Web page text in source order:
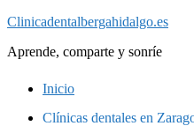
Saltar
contenido
Clinicadentalbergahidalgo.es
Aprende, comparte y sonríe
Inicio
Clínicas dentales en